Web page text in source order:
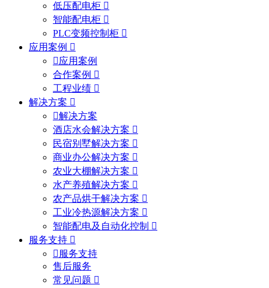
低压配电柜
智能配电柜
PLC变频控制柜
应用案例
应用案例
合作案例
工程业绩
解决方案
解决方案
酒店水会解决方案
民宿别墅解决方案
商业办公解决方案
农业大棚解决方案
水产养殖解决方案
农产品烘干解决方案
工业冷热源解决方案
智能配电及自动化控制
服务支持
服务支持
售后服务
常见问题